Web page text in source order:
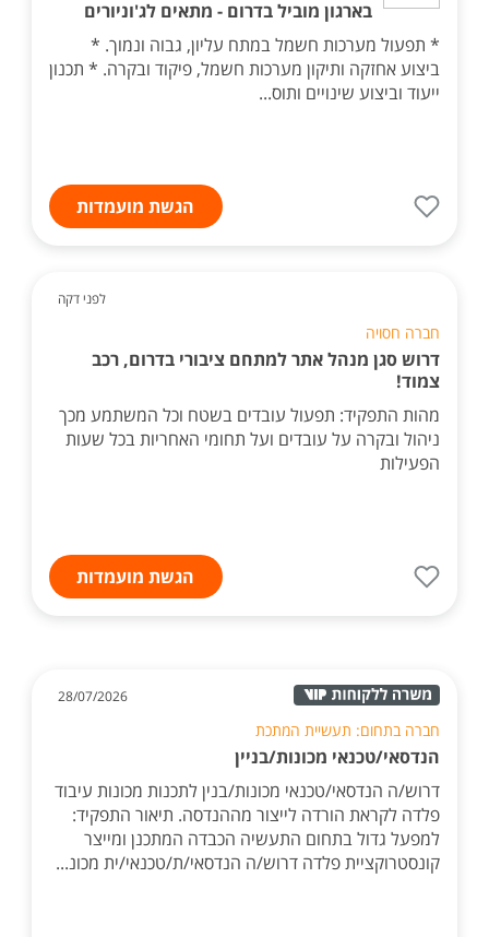
בארגון מוביל בדרום - מתאים לג'וניורים
* תפעול מערכות חשמל במתח עליון, גבוה ונמוך. *
ביצוע אחזקה ותיקון מערכות חשמל, פיקוד ובקרה. * תכנון
ייעוד וביצוע שינויים ותוס...
הגשת מועמדות
לפני דקה
חברה חסויה
דרוש סגן מנהל אתר למתחם ציבורי בדרום, רכב
צמוד!
מהות התפקיד: תפעול עובדים בשטח וכל המשתמע מכך
ניהול ובקרה על עובדים ועל תחומי האחריות בכל שעות
הפעילות
הגשת מועמדות
28/07/2026
חברה בתחום: תעשיית המתכת
הנדסאי/טכנאי מכונות/בניין
דרוש/ה הנדסאי/טכנאי מכונות/בנין לתכנות מכונות עיבוד
פלדה לקראת הורדה לייצור מההנדסה. תיאור התפקיד:
למפעל גדול בתחום התעשיה הכבדה המתכנן ומייצר
קונסטרוקציית פלדה דרוש/ה הנדסאי/ת/טכנאי/ית מכונ...